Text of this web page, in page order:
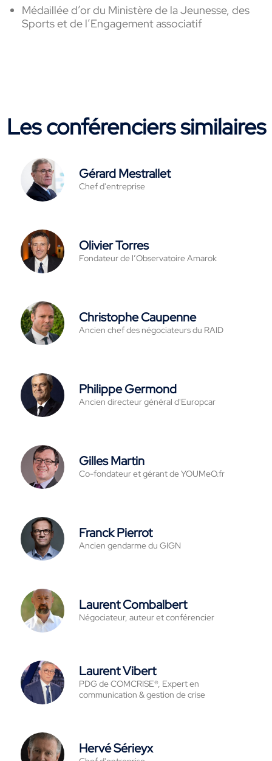
Médailléed’or du Ministère de la Jeunesse, des
Sports et de l’Engagement associatif
Les conférenciers similaires
Gérard Mestrallet
Chef d'entreprise
Olivier Torres
Fondateur de l’Observatoire Amarok
Christophe Caupenne
Ancien chef des négociateurs du RAID
Philippe Germond
Ancien directeur général d'Europcar
Gilles Martin
Co-fondateur et gérant de YOUMeO.fr
Franck Pierrot
Ancien gendarme du GIGN
Laurent Combalbert
Négociateur, auteur et conférencier
Laurent Vibert
PDG de COMCRISE®, Expert en
communication & gestion de crise
Hervé Sérieyx